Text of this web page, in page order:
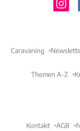
Caravaning
Themen A-Z
Kontakt AGB